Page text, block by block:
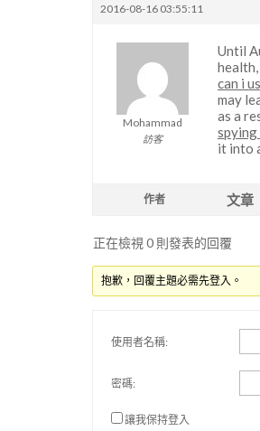
2016-08-16 03:55:11
Mohammad
訪客
Until
can i
may
as a
spying
it into
作者 文章
正在檢視 0 則發表的回覆
抱歉，回覆主題必需先登入。
使用者名稱:
密碼:
讓我保持登入